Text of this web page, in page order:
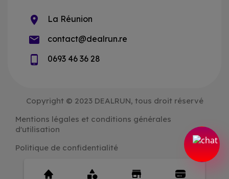
location_on La Réunion
email contact@dealrun.re
phone_android 0693 46 36 28
Copyright © 2023 DEALRUN, tous droit réservé
Mentions légales et conditions générales
d'utilisation
Politique de confidentialité